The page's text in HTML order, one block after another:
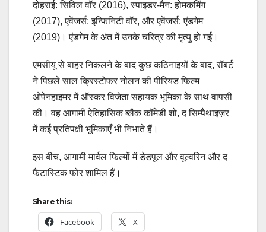
दोहराई: सिविल वॉर (2016), स्पाइडर-मैन: होमकमिंग
(2017), एवेंजर्स: इन्फिनिटी वॉर, और एवेंजर्स: एंडगेम
(2019)। एंडगेम के अंत में उनके चरित्र की मृत्यु हो गई।
एमसीयू से बाहर निकलने के बाद कुछ कठिनाइयों के बाद, रॉबर्ट
ने पिछले साल क्रिस्टोफर नोलन की पीरियड फिल्म
ओपेनहाइमर में ऑस्कर विजेता सहायक भूमिका के साथ वापसी
की। वह आगामी ऐतिहासिक ब्लैक कॉमेडी शो, द सिम्पैथाइज़र
में कई प्रतिपक्षी भूमिकाएँ भी निभाते हैं।
इस बीच, आगामी मार्वल फिल्मों में डेडपूल और वूल्वरिन और द
फैंटास्टिक फोर शामिल हैं।
Share this:
Facebook X